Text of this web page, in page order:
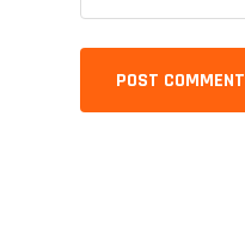
POST COMMENT